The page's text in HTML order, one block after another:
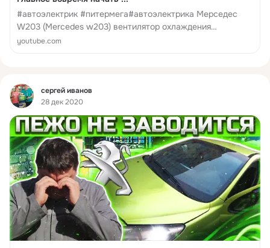
#автоэлектрик #питермега#автоэлектрика Мерседес
W203 (Mercedes w203) вентилятор охлаждения
двигателем не выключается. Часто бывает когда одна
youtube.com
Фид
сергей иванов
28 дек 2020